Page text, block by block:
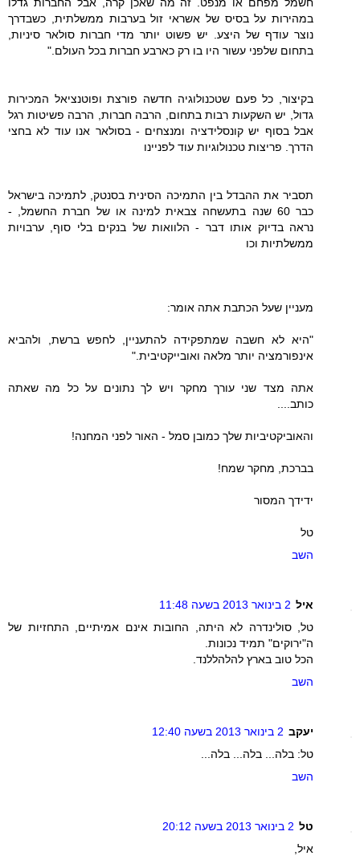
במהירות על בסיס של אשראי זול בערבות ממשלתית, כשבדרך
נוצר עודף של היצע. יש פשוט יותר מדי חברות סולאר סיניות,
בתחום שלפני עשור היו בו רק כארבע חברות בכל העולם."
בקיצור, כל פעם שטכנולוגיה חדשה פורצת ופוטנציאל המכירות
גדול, יש השקעות רבות בתחום, הרבה חברות, הרבה פשיטות רגל
אבל בסוף יש קונסלידציה ומנצחים - בסולאר אנו עוד לא בחצי
הדרך. פריצות טכנולוגיות עוד לפניינו
תסביר את ההבדל בין התמיכה הסינית בסנטק, לתמיכה בישראל
כבר 60 שנה בתעשחה צבאית למינה או של חברת החשמל, -
נראה בדיוק אותו דבר - הלוואות של בנקים בלי סוף, ערבויות
ממשלתיות וכו
מעניין שעל הכתבת אתה אומר:
"היא לא חשבה שמתפקידה להתעניין, לחפש ברשת, ולהביא
אינפורמציה יותר מלאה ואובייקטיבית."
אתה מצד שני עורך מחקר ויש לך נתונים על כל מה שאתה
כותב....
והאוביקטיביות שלך כמובן סמל - האור לפני המחנה!
בברכת, מחקר שמח!
ידידך המסור
טל
השב
איל 2 בינואר 2013 בשעה 11:48
טל, סולינדרה לא היתה, החובות אינם אמיתיים, התחזיות של
ה"ירוקים" תמיד נכונות.
הכל טוב בארץ להלהללנד.
השב
יעקב 2 בינואר 2013 בשעה 12:40
טל: בלה... בלה... בלה...
השב
טל 2 בינואר 2013 בשעה 20:12
איל,